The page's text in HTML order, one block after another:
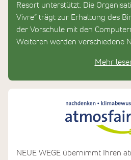
Resort unterstützt. Die
Vivre“ trägt zur Erhaltung des
der Vorschule mit den
Weiteren werden verschiedene
Mehr
NEUE WEGE übernimmt Ihren